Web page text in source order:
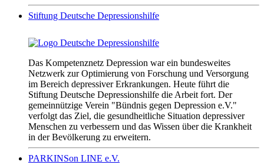
Stiftung Deutsche Depressionshilfe
Das Kompetenznetz Depression war ein bundesweites
Netzwerk zur Optimierung von Forschung und Versorgung
im Bereich depressiver Erkrankungen. Heute führt die
Stiftung Deutsche Depressionshilfe die Arbeit fort. Der
gemeinnützige Verein "Bündnis gegen Depression e.V."
verfolgt das Ziel, die gesundheitliche Situation depressiver
Menschen zu verbessern und das Wissen über die Krankheit
in der Bevölkerung zu erweitern.
PARKINSon LINE e.V.